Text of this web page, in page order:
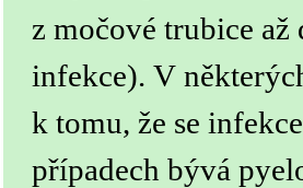
z močové trubice
infekce). V
k tomu, že se infekce
případech bývá